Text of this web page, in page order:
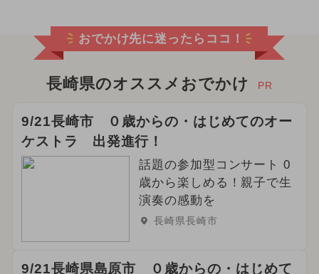
おでかけ先に迷ったらココ！
長崎県のオススメおでかけ PR
9/21長崎市 ０歳からの・はじめてのオー
ケストラ 出発進行！
話題の参加型コンサート 0
歳から楽しめる！親子で生
演奏の感動を
長崎県長崎市
9/21長崎県島原市 ０歳からの・はじめて